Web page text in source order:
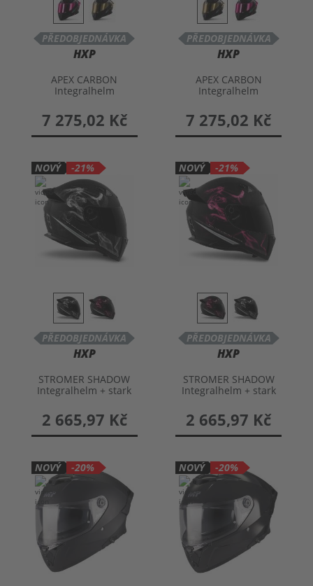
PŘEDOBJEDNÁVKA
HXP
APEX CARBON
Integralhelm
7 275,02 Kč
PŘEDOBJEDNÁVKA
HXP
APEX CARBON
Integralhelm
7 275,02 Kč
NOVÝ -21%
PŘEDOBJEDNÁVKA
HXP
STROMER SHADOW
Integralhelm + stark
2 665,97 Kč
NOVÝ -21%
PŘEDOBJEDNÁVKA
HXP
STROMER SHADOW
Integralhelm + stark
2 665,97 Kč
NOVÝ -20% NOVÝ -20%